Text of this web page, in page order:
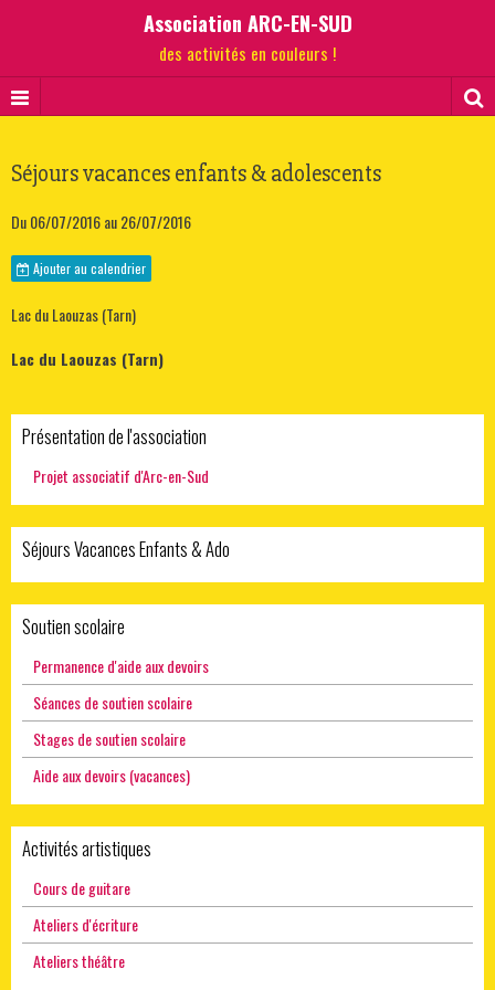
Association ARC-EN-SUD
des activités en couleurs !
Séjours vacances enfants & adolescents
Du 06/07/2016au 26/07/2016
Ajouter au calendrier
Lac du Laouzas (Tarn)
Lac du Laouzas (Tarn)
Présentation de l'association
Projet associatif d'Arc-en-Sud
Séjours Vacances Enfants & Ado
Soutien scolaire
Permanence d'aide aux devoirs
Séances de soutien scolaire
Stages de soutien scolaire
Aide aux devoirs (vacances)
Activités artistiques
Cours de guitare
Ateliers d'écriture
Ateliers théâtre